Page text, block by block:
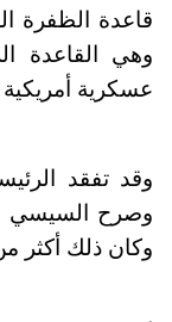
وهي القاعدة
عسكرية أمريكية
وقد تفقد
وصرح السيسي
وكان ذلك أكثر